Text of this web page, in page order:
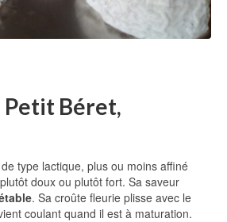
Petit Béret,
type lactique, plus ou moins affiné
doux ou plutôt fort. Sa saveur
. Sa croûte fleurie plisse avec le
coulant quand il est à maturation.